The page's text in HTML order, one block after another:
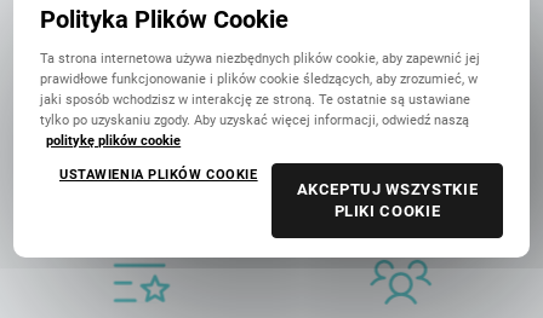
14 lat troski 90 mln+
wydrukowanych zdjęć
Polityka Plików Cookie
Ta strona internetowa używa niezbędnych plików cookie, aby zapewnić jej
prawidłowe funkcjonowanie i plików cookie śledzących, aby zrozumieć, w
jaki sposób wchodzisz w interakcję ze stroną. Te ostatnie są ustawiane
tylko po uzyskaniu zgody. Aby uzyskać więcej informacji, odwiedź naszą
politykę plików cookie
USTAWIENIA PLIKÓW COOKIE
AKCEPTUJ WSZYSTKIE
PLIKI COOKIE